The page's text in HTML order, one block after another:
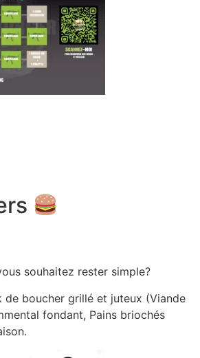
souhaitez rester simple?
de boucher grillé et juteux (Viande
fondant, Pains briochés